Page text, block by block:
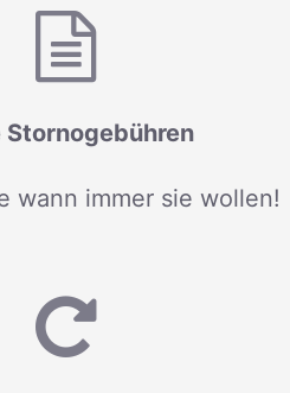
Stornogebühren
wann immer sie wollen!